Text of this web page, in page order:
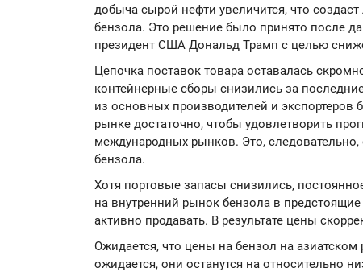
добыча сырой нефти увеличится, что
бензола. Это решение было принято после
президент США Дональд Трамп с целью
Цепочка поставок товара оставалась
контейнерные сборы снизились за
из основных производителей и экспортеров
рынке достаточно, чтобы удовлетворить
международных рынков. Это,
бензола.
Хотя портовые запасы снизились,
на внутренний рынок бензола в
активно продавать. В результате цены
Ожидается, что цены на бензол на азиатском
ожидается, они останутся на относительно